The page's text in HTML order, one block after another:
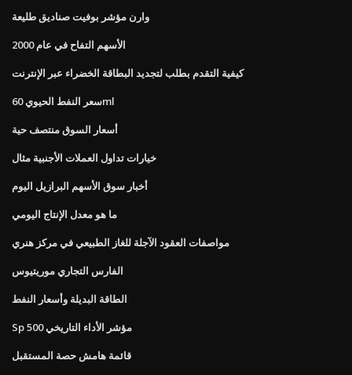
وارن مؤشر بوفيت صناديق طليعة
الأسهم التفاح في عام 2000
كيفية التقدم بطلب لتجديد البطاقة الخضراء عبر الإنترنت
سعر النفط الحيوي 60ml
أسعار السوق منتصف حية
خيارات تداول العملات الأجنبية مثال
أخبار سوق الأسهم البرازيل اليوم
ما هو معدل الإنتاج اليومي
مواصفات العقود الآجلة للغاز الطبيعي في مركز هنري
الفارس التجاري موريتيوس
الطاقة البديلة وأسعار النفط
Sp 500 مؤشر الأداء التاريخي
قائمة هامش حصة المستقبل